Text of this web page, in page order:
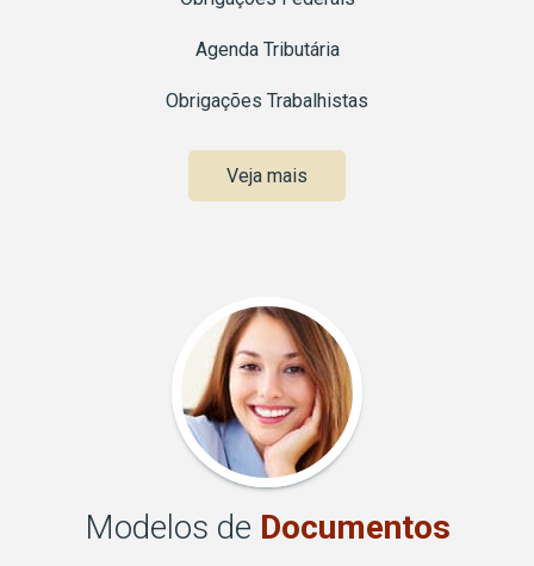
Agenda Tributária
Obrigações Trabalhistas
Veja mais
Modelos de Documentos